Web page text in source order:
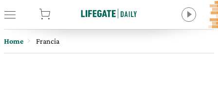
Home Francia